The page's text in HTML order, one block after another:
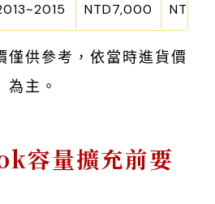
NTD7,000
僅供參考，依當時進貨價
為主。
容量擴充前要